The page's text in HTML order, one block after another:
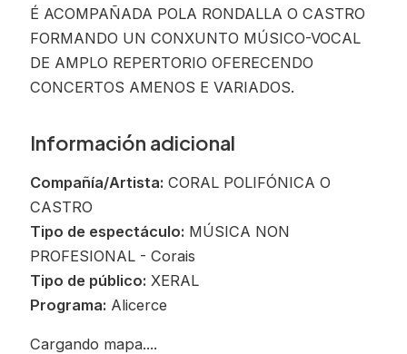
É ACOMPAÑADA POLA RONDALLA O CASTRO
FORMANDO UN CONXUNTO MÚSICO-VOCAL
DE AMPLO REPERTORIO OFERECENDO
CONCERTOS AMENOS E VARIADOS.
Información adicional
Compañía/Artista: CORAL POLIFÓNICA O
CASTRO
Tipo de espectáculo: MÚSICA NON
PROFESIONAL - Corais
Tipo de público: XERAL
Programa: Alicerce
Cargando mapa....